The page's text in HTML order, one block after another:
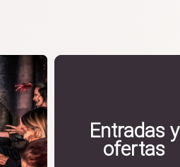
Entradas y
ofertas